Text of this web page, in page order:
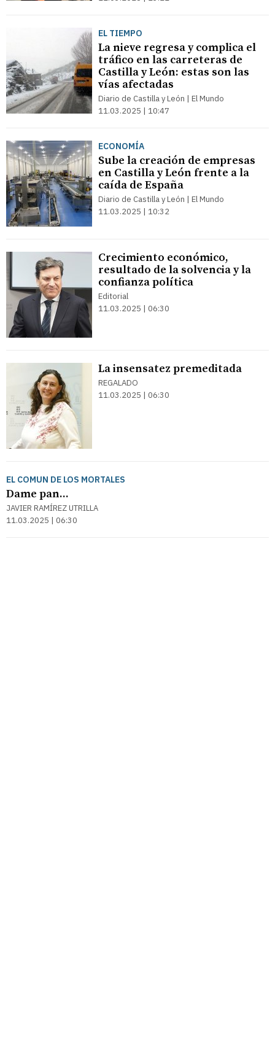
EL TIEMPO
La nieve regresa y complica el
tráfico en las carreteras de
Castilla y León: estas son las
vías afectadas
Diario de Castilla y León | El Mundo
11.03.2025 | 10:47
ECONOMÍA
Sube la creación de empresas
en Castilla y León frente a la
caída de España
Diario de Castilla y León | El Mundo
11.03.2025 | 10:32
Crecimiento económico,
resultado de la solvencia y la
confianza política
Editorial
11.03.2025 | 06:30
La insensatez premeditada
REGALADO
11.03.2025 | 06:30
EL COMUN DE LOS MORTALES
Dame pan...
JAVIER RAMÍREZ UTRILLA
11.03.2025 | 06:30